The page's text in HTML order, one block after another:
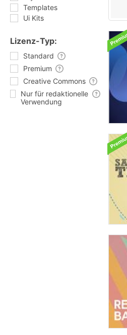
Templates
Ui Kits
Lizenz-Typ:
Standard
Premium
Creative Commons
Nur für redaktionelle
Verwendung